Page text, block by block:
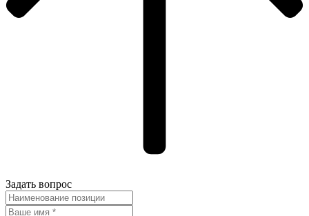
Задать вопрос